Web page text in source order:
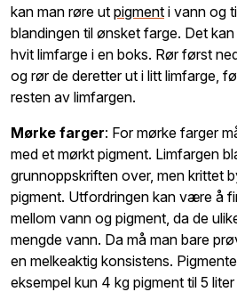
kan man røre ut pigment i vann og
blandingen til ønsket farge. Det
hvit limfarge i en boks. Rør først
og rør de deretter ut i litt limfarge,
resten av limfargen.
Mørke farger: For mørke farger
med et mørkt pigment. Limfargen
grunnoppskriften over, men krittet
pigment. Utfordringen kan være å
mellom vann og pigment, da de
mengde vann. Da må man bare
en melkeaktig konsistens.
eksempel kun 4 kg pigment til 5